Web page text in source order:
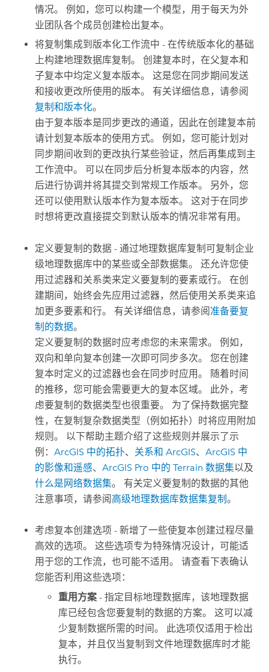
情况。 例如，您可以构建一个模型，用于每天为外
业团队各个成员创建检出复本。
将复制集成到版本化工作流中 - 在传统版本化的基础
上构建地理数据库复制。 创建复本时，在父复本和
子复本中均定义复本版本。 这是您在同步期间发送
和接收更改所使用的版本。 有关详细信息，请参阅
复制和版本化。
由于复本版本是同步更改的通道，因此在创建复本前
请计划复本版本的使用方式。 例如，您可能计划对
同步期间收到的更改执行某些验证，然后再集成到主
工作流中。 可以在同步后分析复本版本的内容，然
后进行协调并将其提交到常规工作版本。 另外，您
还可以使用默认版本作为复本版本。 这对于在同步
时想将更改直接提交到默认版本的情况非常有用。
定义要复制的数据 - 通过地理数据库复制可复制企业
级地理数据库中的某些或全部数据集。 还允许您使
用过滤器和关系类来定义要复制的要素或行。 在创
建期间，始终会先应用过滤器，然后使用关系类来追
加更多要素和行。 有关详细信息，请参阅准备要复
制的数据。
定义要复制的数据时应考虑您的未来需求。 例如，
双向和单向复本创建一次即可同步多次。 您在创建
复本时定义的过滤器也会在同步时应用。 随着时间
的推移，您可能会需要更大的复本区域。 此外，考
虑要复制的数据类型也很重要。 为了保持数据完整
性，在复制复杂数据类型（例如拓扑）时将应用附加
规则。 以下帮助主题介绍了这些规则并展示了示
例：ArcGIS 中的拓扑、 关系和 ArcGIS、ArcGIS 中
的影像和遥感、ArcGIS Pro 中的 Terrain 数据集以及
什么是网络数据集。 有关定义要复制的数据的其他
注意事项，请参阅高级地理数据库数据集复制。
考虑复本创建选项 - 新增了一些使复本创建过程尽量
高效的选项。 这些选项专为特殊情况设计，可能适
用于您的工作流，也可能不适用。 请查看下表确认
您能否利用这些选项：
重用方案 - 指定目标地理数据库，该地理数据
库已经包含您要复制的数据的方案。 这可以减
少复制数据所需的时间。 此选项仅适用于检出
复本，并且仅当复制到文件地理数据库时才能
执行。